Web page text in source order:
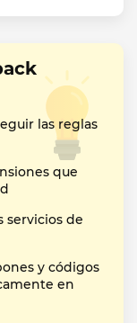
las reglas
que
servicios de
y códigos
en